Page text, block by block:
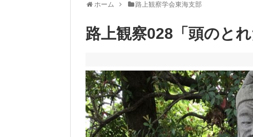
ホーム 路上観察学会東海支部
路上観察028「頭のとれ